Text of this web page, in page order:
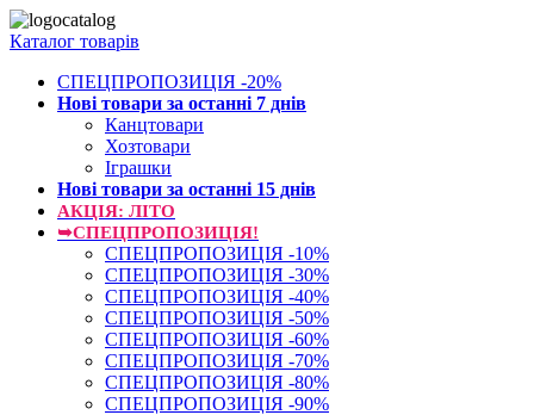
Каталог товарів
СПЕЦПРОПОЗИЦІЯ -20%
Нові товари за останнi 7 днiв
Канцтовари
Хозтовари
Іграшки
Нові товари за останнi 15 днiв
АКЦІЯ: ЛІТО
➥СПЕЦПРОПОЗИЦІЯ!
СПЕЦПРОПОЗИЦІЯ -10%
СПЕЦПРОПОЗИЦІЯ -30%
СПЕЦПРОПОЗИЦІЯ -40%
СПЕЦПРОПОЗИЦІЯ -50%
СПЕЦПРОПОЗИЦІЯ -60%
СПЕЦПРОПОЗИЦІЯ -70%
СПЕЦПРОПОЗИЦІЯ -80%
СПЕЦПРОПОЗИЦІЯ -90%